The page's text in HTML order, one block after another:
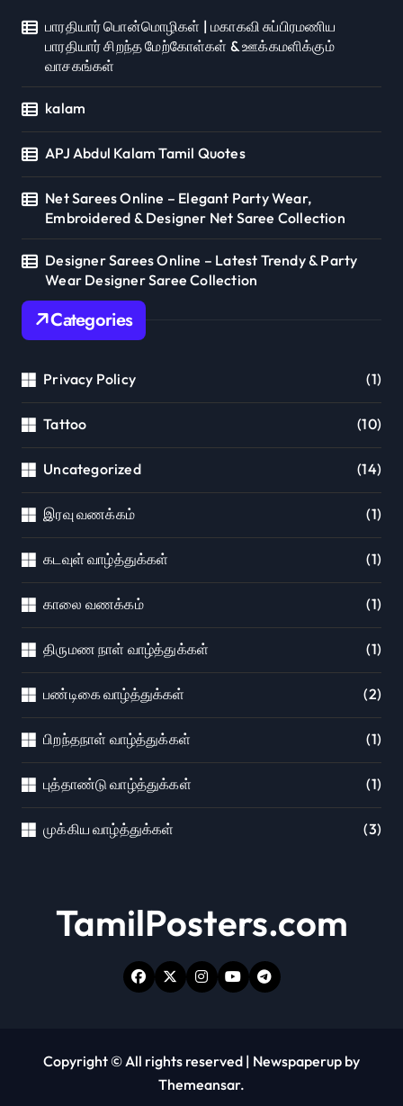
பாரதியார் பொன்மொழிகள் | மகாகவி சுப்பிரமணிய
பாரதியார் சிறந்த மேற்கோள்கள் & ஊக்கமளிக்கும்
வாசகங்கள்
kalam
APJ Abdul Kalam Tamil Quotes
Net Sarees Online – Elegant Party Wear,
Embroidered & Designer Net Saree Collection
Designer Sarees Online – Latest Trendy & Party
Wear Designer Saree Collection
Categories
Privacy Policy (1)
Tattoo (10)
Uncategorized (14)
இரவு வணக்கம் (1)
கடவுள் வாழ்த்துக்கள் (1)
காலை வணக்கம் (1)
திருமண நாள் வாழ்த்துக்கள் (1)
பண்டிகை வாழ்த்துக்கள் (2)
பிறந்தநாள் வாழ்த்துக்கள் (1)
புத்தாண்டு வாழ்த்துக்கள் (1)
முக்கிய வாழ்த்துக்கள் (3)
TamilPosters.com
Copyright © All rights reserved | Newspaperup by
Themeansar.